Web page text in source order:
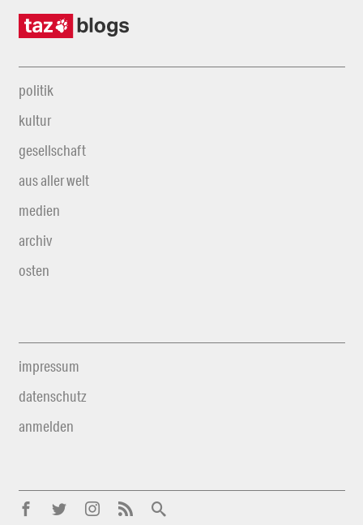
politik
kultur
gesellschaft
aus aller welt
medien
archiv
osten
impressum
datenschutz
anmelden